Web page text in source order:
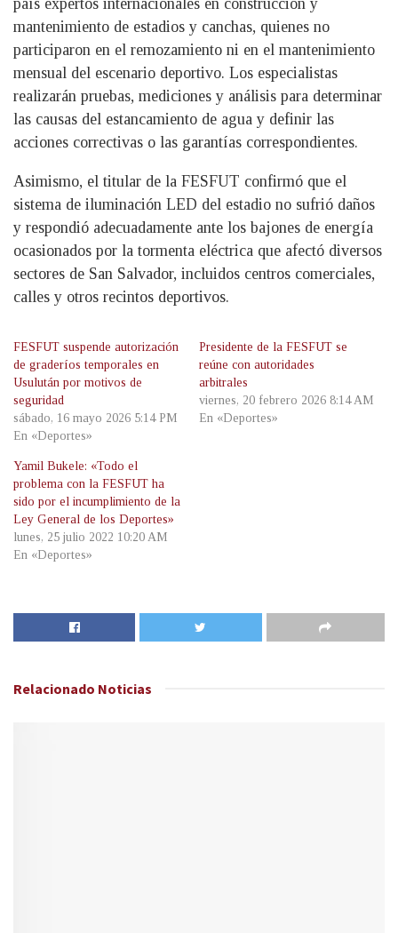
país expertos internacionales en construcción y
mantenimiento de estadios y canchas, quienes no
participaron en el remozamiento ni en el mantenimiento
mensual del escenario deportivo. Los especialistas
realizarán pruebas, mediciones y análisis para determinar
las causas del estancamiento de agua y definir las
acciones correctivas o las garantías correspondientes.
Asimismo, el titular de la FESFUT confirmó que el
sistema de iluminación LED del estadio no sufrió daños
y respondió adecuadamente ante los bajones de energía
ocasionados por la tormenta eléctrica que afectó diversos
sectores de San Salvador, incluidos centros comerciales,
calles y otros recintos deportivos.
FESFUT suspende autorización
de graderíos temporales en
Usulután por motivos de
seguridad
sábado, 16 mayo 2026 5:14 PM
En «Deportes»
Presidente de la FESFUT se
reúne con autoridades
arbitrales
viernes, 20 febrero 2026 8:14 AM
En «Deportes»
Yamil Bukele: «Todo el
problema con la FESFUT ha
sido por el incumplimiento de la
Ley General de los Deportes»
lunes, 25 julio 2022 10:20 AM
En «Deportes»
Relacionado Noticias